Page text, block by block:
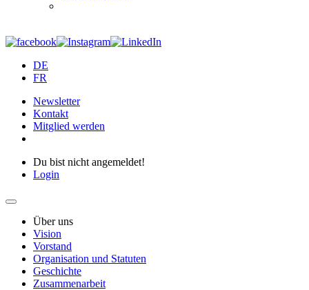
DE
FR
Newsletter
Kontakt
Mitglied werden
Du bist nicht angemeldet!
Login
Über uns
Vision
Vorstand
Organisation und Statuten
Geschichte
Zusammenarbeit